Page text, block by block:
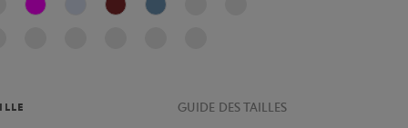
Fushia Bleu clairTerre Battue
Bleu
GUIDE DES TAILLES